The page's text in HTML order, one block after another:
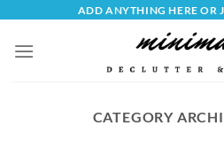
content
ADD ANYTHING HERE OR
CATEGORY